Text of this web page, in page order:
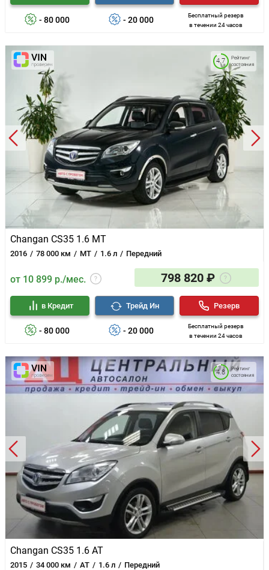
- 80 000 - 20 000
Бесплатный резерв
в течении 24 часов
Changan CS35 1.6 MT
2016 78 000 км MT 1.6 л Передний
Рейтинг
состояния
4.7
от 10 899 р./мес. 798 820 ₽
- 80 000
в Кредит
- 20 000
Трейд Ин
Бесплатный резерв
в течении 24 часов
Резерв
Changan CS35 1.6 AT
2015 34 000 км AT 1.6 л Передний
Рейтинг
состояния
4.8